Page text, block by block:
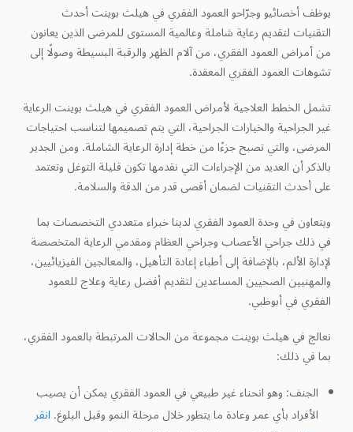
يوظف أخصائيو وجرّاحو العمود الفقري في هيلث بوينت أحدث
التقنيات لتقديم رعاية شاملة وعالمية المستوى للمرضى الذين يعانون
من أمراض العمود الفقري، من آلام الظهر والرقبة البسيطة وصولًا إلى
تشوهات العمود الفقري المعقدة.
تشمل الخطط العلاجية لأمراض العمود الفقري في هيلث بوينت الرعاية
غير الجراحية والخيارات الجراحية، التي يتم تصميمها لتناسب احتياجات
المرضى، والتي تصبح جزءًا من خطة إدارة الرعاية الشاملة. ومن الجدير
بالذكر أن العديد من الإجراءات التي نقدمها تكون قليلة التوغل وتعتمد
على أحدث التقنيات لضمان أقصى قدر من الدقة والسلامة.
ويتعاون في وحدة العمود الفقري لدينا خبراء متعددي التخصصات بما
في ذلك جراحي الأعصاب وجراحي العظام ومقدمي الرعاية المتخصصة
لإدارة الألم، بالإضافة إلى أطباء إعادة التأهيل، والمعالجين الفيزيائيين،
والمهنيين الصحيين المساعدين لتقديم أفضل رعاية وعلاج للعمود
الفقري في أبوظبي.
نعالج في هيلث بوينت مجموعة من الحالات المرتبطة بالعمود الفقري،
بما في ذلك:
الجنف: وهو انحناء غير طبيعي في العمود الفقري يمكن أن يصيب
الأفراد بأي عمر وعادة ما يتطور خلال مرحلة النمو وقبل البلوغ. انقر